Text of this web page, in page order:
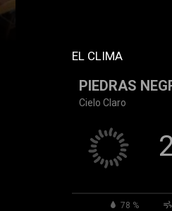
EL CLIMA
PIEDRAS
Cielo Claro
78 %